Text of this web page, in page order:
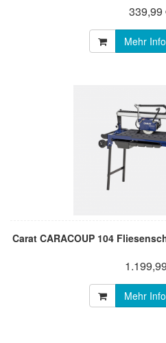
339,99
Mehr
Carat CARACOUP 104
Mehr